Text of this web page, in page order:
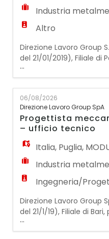
Industria
Altro
Direzione Lavoro Group
del 21/01/2019), Filiale di
azienda operante nel
dell'automazione
Programmatore PLC da
dell'ufficio tecnico per lo
programmazione e il
destinati a impianti e
La risorsa si occuperà
...
06/08/2026
Direzione Lavoro Group SpA
Progettista
– ufficio tecnico
Italia, Puglia,
Industria
Ingegneria/
Direzione Lavoro Group
del 21/1/19), Filiale di
specializzata nella
realizzazione di
...